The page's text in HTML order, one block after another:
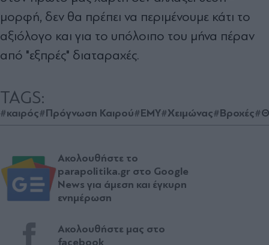
μορφή, δεν θα πρέπει να περιμένουμε κάτι το
αξιόλογο και για το υπόλοιπο του μήνα πέραν
από "εξπρές" διαταραχές.
TAGS:
#καιρός#Πρόγνωση Καιρού#ΕΜΥ#Χειμώνας#Βροχές
Ακολουθήστε το
parapolitika.gr στο Google
News για άμεση και έγκυρη
ενημέρωση
Ακολουθήστε μας στο
facebook